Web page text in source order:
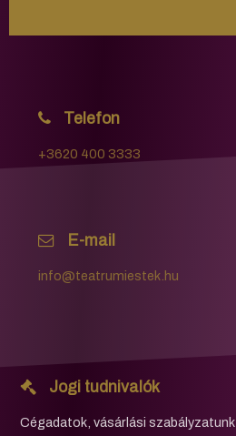
Telefon
+3620 400 3333
E-mail
info@teatrumiestek.hu
Jogi tudnivalók
Cégadatok, vásárlási szabályzatunk